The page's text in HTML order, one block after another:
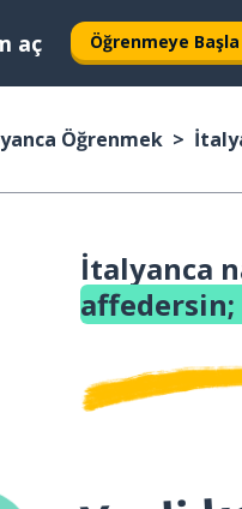
aç Öğrenmeye Başla
Öğrenmek
İtalyanca